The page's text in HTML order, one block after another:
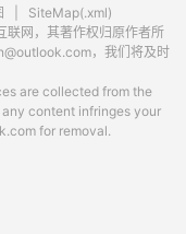
SiteMap(.xml)
联网，其著作权归原作者所
，我们将及时
are collected from the
content infringes your
for removal.